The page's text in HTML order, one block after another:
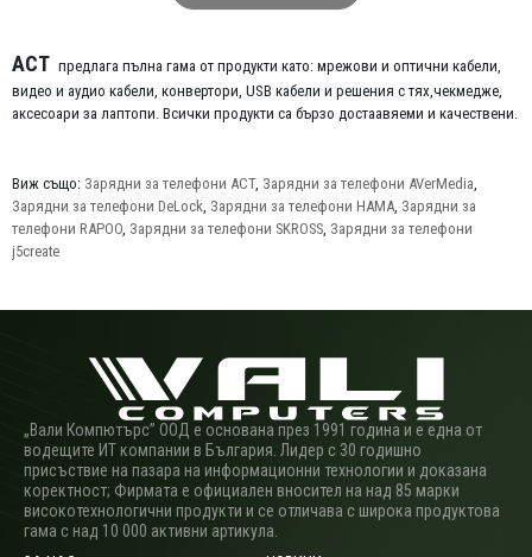
ACT предлага пълна гама от продукти като: мрежови и оптични кабели,
видео и аудио кабели, конвертори, USB кабели и решения с тях,чекмедже,
аксесоари за лаптопи. Всички продукти са бързо достаавяеми и качествени.
Виж също: Зарядни за телефони ACT, Зарядни за телефони AVerMedia,
Зарядни за телефони DeLock, Зарядни за телефони HAMA, Зарядни за
телефони RAPOO, Зарядни за телефони SKROSS, Зарядни за телефони
j5create
„Вали Компютърс” ООД е основана през 1991 година и е една от
водещите ИТ компании в България. Лидер с 30 годишно
присъствие на пазара на информационни технологии и доказана
коректност; Фирмата е официален вносител на над 85 марки
високотехнологични продукти и се отличава с широка продуктова
гама с над 10 000 активни артикула.